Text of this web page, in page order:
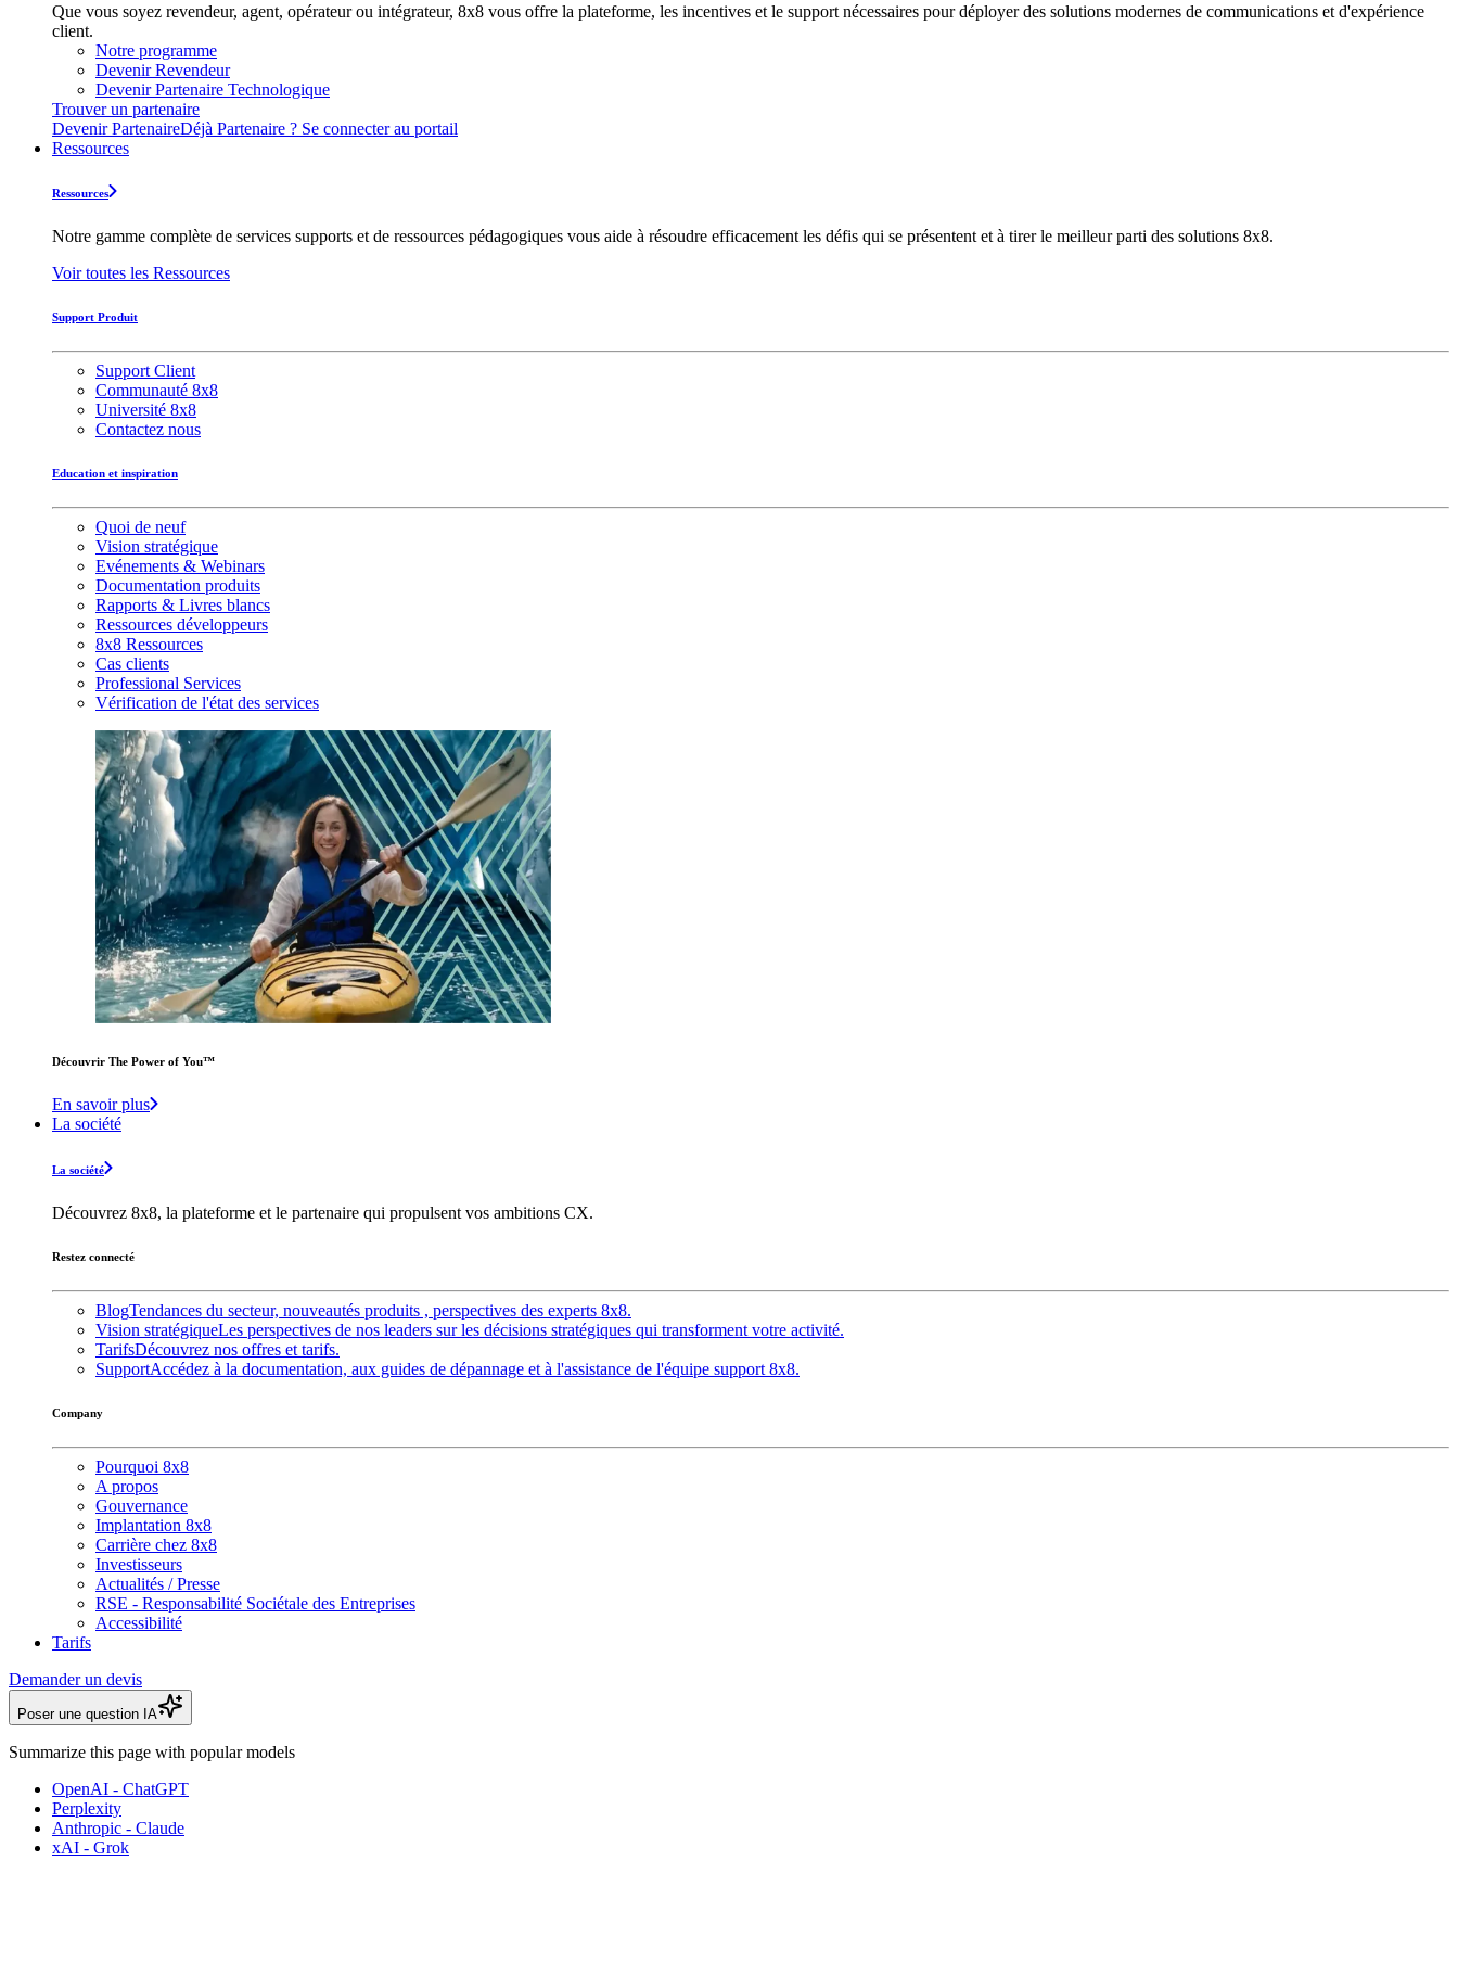
Que vous soyez revendeur, agent, opérateur ou intégrateur, 8x8 vous offre la plateforme, les incentives et le support nécessaires pour déployer des solutions modernes de communications et d'expérience
client.
Notre programme
Devenir Revendeur
Devenir Partenaire Technologique
Trouver un partenaire
Devenir PartenaireDéjà Partenaire ? Se connecter au portail
Ressources
Ressources
Notre gamme complète de services supports et de ressources pédagogiques vous aide à résoudre efficacement les défis qui se présentent et à tirer le meilleur parti des solutions 8x8.
Voir toutes les Ressources
Support Produit
Support Client
Communauté 8x8
Université 8x8
Contactez nous
Education et inspiration
Quoi de neuf
Vision stratégique
Evénements & Webinars
Documentation produits
Rapports & Livres blancs
Ressources développeurs
8x8 Ressources
Cas clients
Professional Services
Vérification de l'état des services
Découvrir The Power of You™️
En savoir plus
La société
La société
Découvrez 8x8, la plateforme et le partenaire qui propulsent vos ambitions CX.
Restez connecté
BlogTendances du secteur, nouveautés produits , perspectives des experts 8x8.
Vision stratégiqueLes perspectives de nos leaders sur les décisions stratégiques qui transforment votre activité.
TarifsDécouvrez nos offres et tarifs.
SupportAccédez à la documentation, aux guides de dépannage et à l'assistance de l'équipe support 8x8.
Company
Pourquoi 8x8
A propos
Gouvernance
Implantation 8x8
Carrière chez 8x8
Investisseurs
Actualités / Presse
RSE - Responsabilité Sociétale des Entreprises
Accessibilité
Tarifs
Demander un devis
Poser une question IA
Summarize this page with popular models
OpenAI - ChatGPT
Perplexity
Anthropic - Claude
xAI - Grok